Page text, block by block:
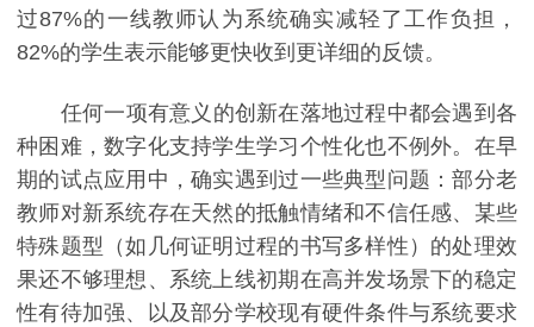
过87%的一线教师认为系统确实减轻了工作负担，
82%的学生表示能够更快收到更详细的反馈。
任何一项有意义的创新在落地过程中都会遇到各
种困难，数字化支持学生学习个性化也不例外。在早
期的试点应用中，确实遇到过一些典型问题：部分老
教师对新系统存在天然的抵触情绪和不信任感、某些
特殊题型（如几何证明过程的书写多样性）的处理效
果还不够理想、系统上线初期在高并发场景下的稳定
性有待加强、以及部分学校现有硬件条件与系统要求